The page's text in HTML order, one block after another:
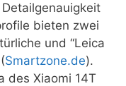
bieten zwei
und “Leica
Smartzone.de).
des Xiaomi 14T